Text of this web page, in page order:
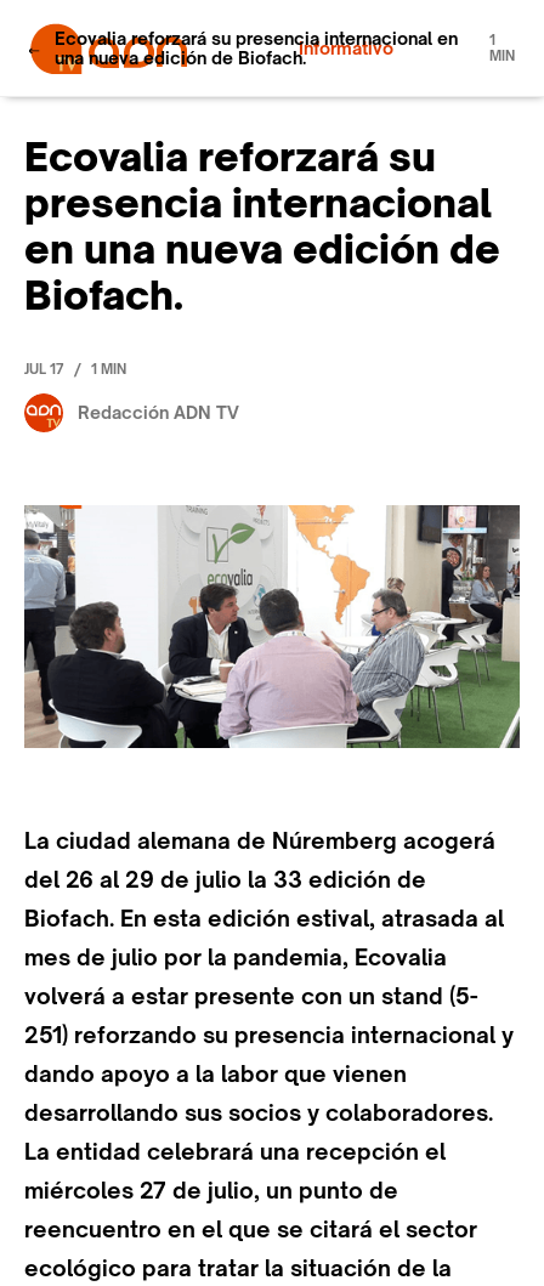
Informativo
Ecovalia reforzará su presencia internacional en
una nueva edición de Biofach.
1
MIN
Ecovalia reforzará su
presencia internacional
en una nueva edición de
Biofach.
JUL 17 / 1 MIN
Redacción ADN TV
La ciudad alemana de Núremberg acogerá
del 26 al 29 de julio la 33 edición de
Biofach. En esta edición estival, atrasada al
mes de julio por la pandemia, Ecovalia
volverá a estar presente con un stand (5-
251) reforzando su presencia internacional y
dando apoyo a la labor que vienen
desarrollando sus socios y colaboradores.
La entidad celebrará una recepción el
miércoles 27 de julio, un punto de
reencuentro en el que se citará el sector
ecológico para tratar la situación de la